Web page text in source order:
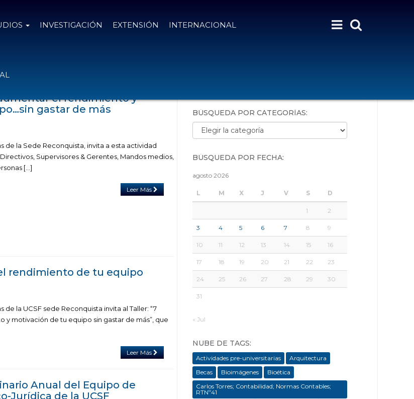
INVESTIGACIÓN EXTENSIÓN INTERNACIONAL
el rendimiento y
gastar de más
de la Sede Reconquista, invita a esta actividad
Supervisores & Gerentes, Mandos medios,
[…]
Leer Más
rendimiento de tu equipo
la UCSF sede Reconquista invita al Taller: “7
y motivación de tu equipo sin gastar de más”, que
Leer Más
Anual del Equipo de
Jurídica de la UCSF
BÚSQUEDA POR CATEGORÍAS:
Búsqueda por categorías:
BÚSQUEDA POR FECHA:
agosto 2026
L M X J V S D
1 2
3 4 5 6 7 8 9
10 11 12 13 14 15 16
17 18 19 20 21 22 23
24 25 26 27 28 29 30
31
« Jul
NUBE DE TAGS:
Actividades pre-universitarias
Arquitectura
Becas
Bioimágenes
Bioética
Carlos Torres; Contabilidad; Normas Contables;
RTNº41